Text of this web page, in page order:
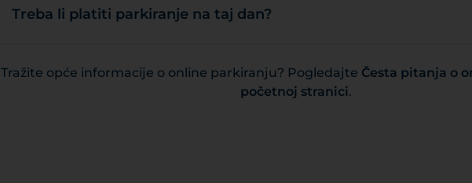
Treba li platiti parkiranje na taj dan?
Tražite opće informacije o online parkiranju? Pogledajte Česta pitanja o
početnoj stranici.